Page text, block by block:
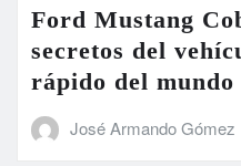
Ford Mustang
secretos del
rápido del mundo
José Armando Gómez